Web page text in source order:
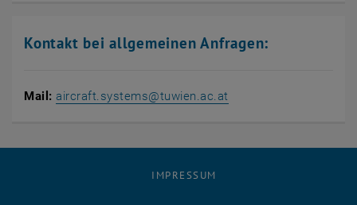
Kontakt bei allgemeinen Anfragen:
Mail: aircraft.systems@tuwien.ac.at
IMPRESSUM